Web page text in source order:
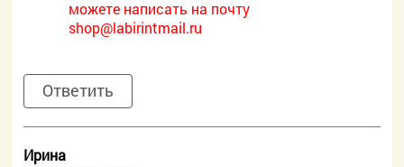
можете написать на почту
shop@labirintmail.ru
Ответить
Ирина